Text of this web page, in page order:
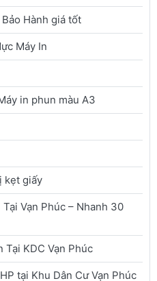
Hành giá tốt
Máy In
in phun màu A3
kẹt giấy
Vạn Phúc – Nhanh 30
Tại KDC Vạn Phúc
tại Khu Dân Cư Vạn Phúc